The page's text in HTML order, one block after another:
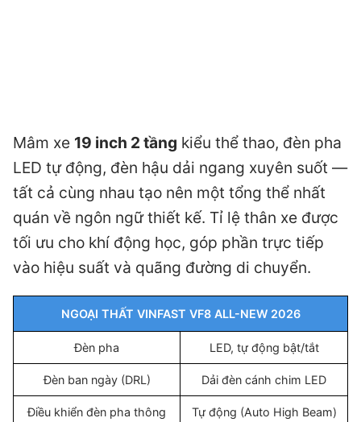
Mâm xe 19 inch 2 tầng kiểu thể thao, đèn pha
LED tự động, đèn hậu dải ngang xuyên suốt —
tất cả cùng nhau tạo nên một tổng thể nhất
quán về ngôn ngữ thiết kế. Tỉ lệ thân xe được
tối ưu cho khí động học, góp phần trực tiếp
vào hiệu suất và quãng đường di chuyển.
NGOẠI THẤT VINFAST VF8 ALL-NEW 2026
Đèn pha LED, tự động bật/tắt
Đèn ban ngày (DRL) Dải đèn cánh chim LED
Điều khiển đèn pha thông
Tự động (Auto High Beam)